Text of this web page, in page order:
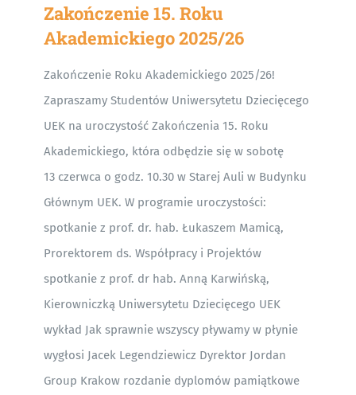
Zakończenie 15. Roku
Akademickiego 2025/26
Zakończenie Roku Akademickiego 2025/26!
Zapraszamy Studentów Uniwersytetu Dziecięcego
UEK na uroczystość Zakończenia 15. Roku
Akademickiego, która odbędzie się w sobotę
13 czerwca o godz. 10.30 w Starej Auli w Budynku
Głównym UEK. W programie uroczystości:
spotkanie z prof. dr. hab. Łukaszem Mamicą,
Prorektorem ds. Współpracy i Projektów
spotkanie z prof. dr hab. Anną Karwińską,
Kierowniczką Uniwersytetu Dziecięcego UEK
wykład Jak sprawnie wszyscy pływamy w płynie
wygłosi Jacek Legendziewicz Dyrektor Jordan
Group Krakow rozdanie dyplomów pamiątkowe